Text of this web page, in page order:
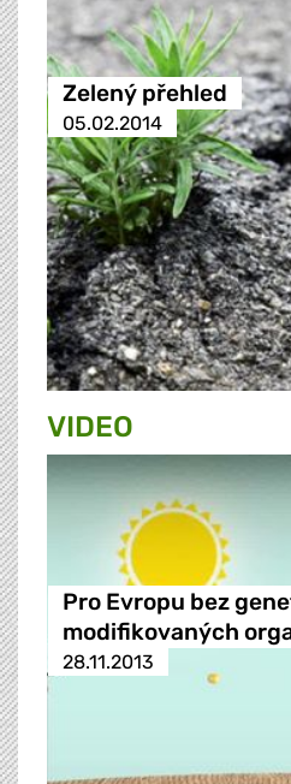
Zelený přehled
05.02.2014
VIDEO
Pro Evropu bez
modifikovaných
28.11.2013